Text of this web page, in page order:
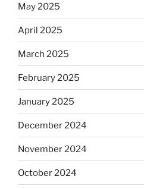
May 2025
April 2025
March 2025
February 2025
January 2025
December 2024
November 2024
October 2024